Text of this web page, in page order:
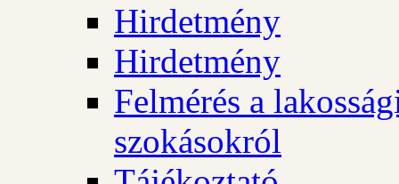
Hirdetmény
Hirdetmény
Felmérés a
szokásokról